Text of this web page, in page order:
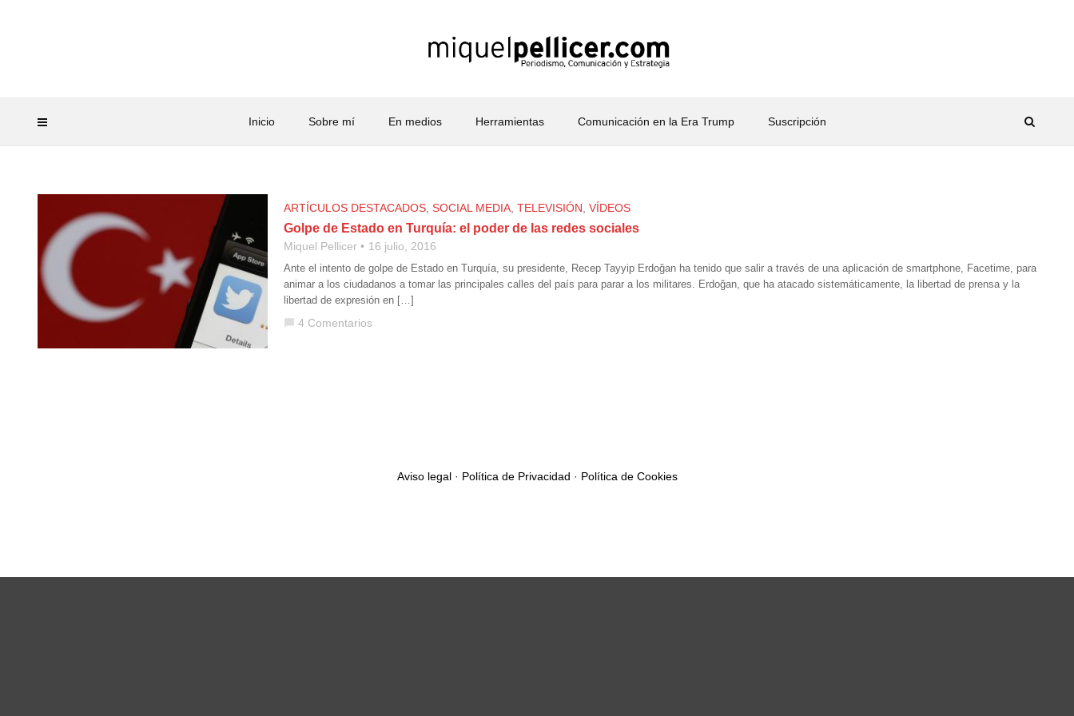
Inicio Sobre mí En medios Herramientas Comunicación en la Era Trump Suscripción
ARTÍCULOS DESTACADOS SOCIAL MEDIA TELEVISIÓN VÍDEOS
Golpe de Estado en Turquía: el poder de las redes sociales
Miquel Pellicer 16 julio, 2016
Ante el intento de golpe de Estado en Turquía, su presidente, Recep Tayyip Erdoğan ha tenido que salir a través de una aplicación de smartphone, Facetime, para
animar a los ciudadanos a tomar las principales calles del país para parar a los militares. Erdoğan, que ha atacado sistemáticamente, la libertad de prensa y la
libertad de expresión en […]
chat_bubble 4 Comentarios
Aviso legal· Política de Privacidad · Política de Cookies